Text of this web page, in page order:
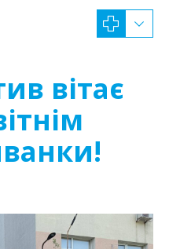
вітає